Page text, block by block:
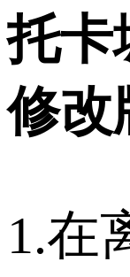
托卡
修改
1.在